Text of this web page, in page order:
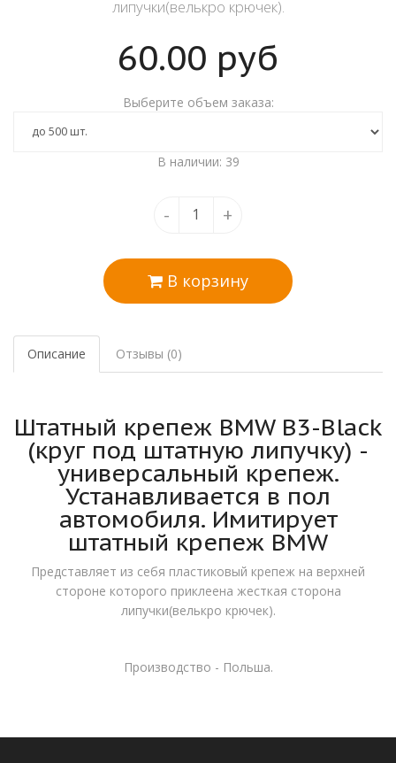
липучки(велькро крючек).
60.00 руб
Выберите объем заказа:
В наличии: 39
- +
В корзину
Описание Отзывы (0)
Штатный крепеж BMW B3-Black
(круг под штатную липучку) -
универсальный крепеж.
Устанавливается в пол
автомобиля. Имитирует
штатный крепеж BMW
Представляет из себя пластиковый крепеж на верхней
стороне которого приклеена жесткая сторона
липучки(велькро крючек).
Производство - Польша.